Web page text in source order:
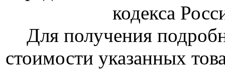
кодекса
Для получения
стоимости указанных